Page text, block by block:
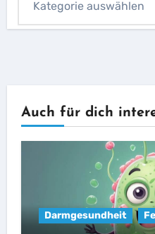
Kategorien
Auch für dich
Darmgesundheit